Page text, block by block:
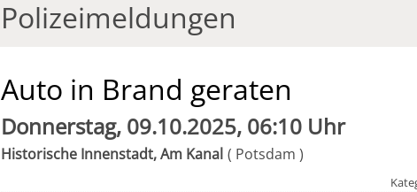
Polizeimeldungen
Auto in Brand geraten
Donnerstag, 09.10.2025, 06:10 Uhr
Historische Innenstadt, Am Kanal Potsdam